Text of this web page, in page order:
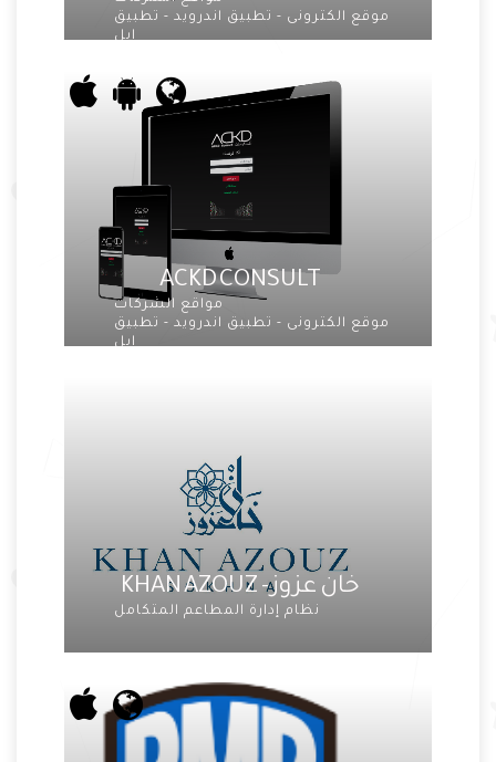
موقع الكترونى - تطبيق اندرويد - تطبيق
ابل
ACKD CONSULT
مواقع الشركات
موقع الكترونى - تطبيق اندرويد - تطبيق
ابل
خان عزوز - KHAN AZOUZ
نظام إدارة المطاعم المتكامل